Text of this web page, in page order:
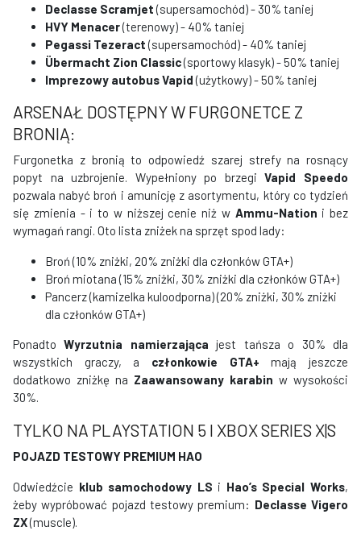
Declasse Scramjet(supersamochód) - 30% taniej
HVY Menacer(terenowy) - 40% taniej
Pegassi Tezeract(supersamochód) - 40% taniej
Übermacht Zion Classic(sportowy klasyk) - 50% taniej
Imprezowy autobus Vapid(użytkowy) - 50% taniej
ARSENAŁ DOSTĘPNY W FURGONETCE Z
BRONIĄ:
Furgonetka z bronią to odpowiedź szarej strefy na rosnący
popyt na uzbrojenie. Wypełniony po brzegiVapid Speedo
pozwala nabyć broń i amunicję z asortymentu, który co tydzień
się zmienia - i to w niższej cenie niż w Ammu-Nation i bez
wymagań rangi. Oto lista zniżek na sprzęt spod lady:
Broń (10% zniżki, 20% zniżki dla członków GTA+)
Broń miotana (15% zniżki, 30% zniżki dla członków GTA+)
Pancerz (kamizelka kuloodporna) (20% zniżki, 30% zniżki
dla członków GTA+)
PonadtoWyrzutnia namierzająca jest tańsza o 30% dla
wszystkich graczy, a członkowie GTA+ mają jeszcze
dodatkowo zniżkę na Zaawansowany karabin w wysokości
30%.
TYLKO NA PLAYSTATION 5 I XBOX SERIES X|S
POJAZD TESTOWY PREMIUM HAO
Odwiedźcie klub samochodowy LS i Hao’s Special Works,
żeby wypróbować pojazd testowy premium: Declasse Vigero
ZX(muscle).